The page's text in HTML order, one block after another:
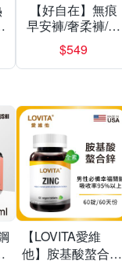
【好自在】無痕
早安褲/奢柔褲/熊
抱安睡褲 超值組
任選一組 -生理
褲/衛生棉褲(無痕
24片)
$549
【LOVITA愛維
他】胺基酸螯合鋅